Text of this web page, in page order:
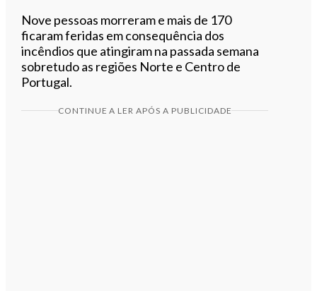
Nove pessoas morreram e mais de 170
ficaram feridas em consequência dos
incêndios que atingiram na passada semana
sobretudo as regiões Norte e Centro de
Portugal.
CONTINUE A LER APÓS A PUBLICIDADE